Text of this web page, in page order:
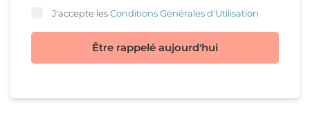
J'accepte lesConditions Générales d'Utilisation
Être rappelé aujourd'hui